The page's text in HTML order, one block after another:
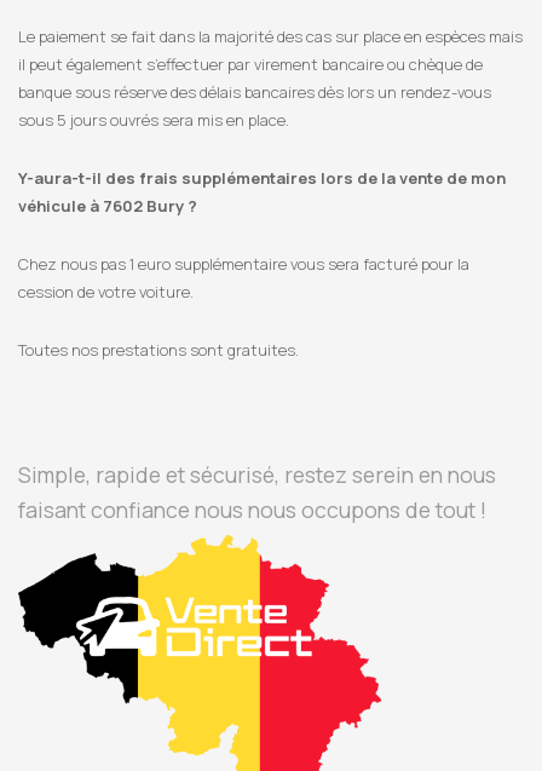
Le paiement se fait dans la majorité des cas sur place en espèces mais
il peut également s’effectuer par virement bancaire ou chèque de
banque sous réserve des délais bancaires dès lors un rendez-vous
sous 5 jours ouvrés sera mis en place.
Y-aura-t-il des frais supplémentaires lors de la vente de mon
véhicule à 7602 Bury ?
Chez nous pas 1 euro supplémentaire vous sera facturé pour la
cession de votre voiture.
Toutes nos prestations sont gratuites.
Simple, rapide et sécurisé, restez serein en nous
faisant confiance nous nous occupons de tout !